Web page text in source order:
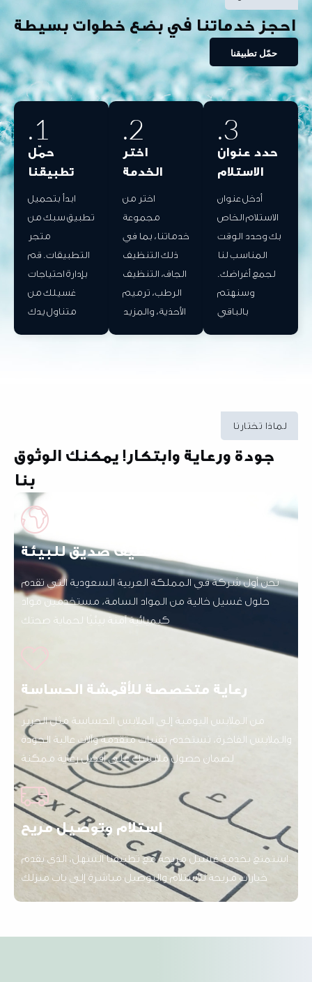
احجز خدماتنا في بضع خطوات بسيطة
حمّل تطبيقنا
1.
حمّل
تطبيقنا
ابدأ بتحميل
تطبيق سبك من
متجر
التطبيقات. قم
بإدارة احتياجات
غسيلك من
متناول يدك
2.
اختر
الخدمة
اختر من
مجموعة
خدماتنا، بما في
ذلك التنظيف
الجاف، التنظيف
الرطب، ترميم
الأحذية، والمزيد
3.
حدد عنوان
الاستلام
أدخل عنوان
الاستلام الخاص
بك وحدد الوقت
المناسب لنا
لجمع أغراضك.
وسنهتم
بالباقي
لماذا تختارنا
جودة ورعاية وابتكار! يمكنك الوثوق
بنا
تنظيف صديق للبيئة
نحن أول شركة في المملكة العربية السعودية التي تقدم
حلول غسيل خالية من المواد السامة، مستخدمين مواد
كيميائية آمنة بيئيًا لحماية صحتك
رعاية متخصصة للأقمشة الحساسة
من الملابس اليومية إلى الملابس الحساسة مثل الحرير
والملابس الفاخرة، نستخدم تقنيات متقدمة وآلات عالية الجودة
لضمان حصول ملابسك على أفضل رعاية ممكنة
استلام وتوصيل مريح
استمتع بخدمة غسيل مريحة مع تطبيقنا السهل، الذي يقدم
خيارات مريحة للاستلام والتوصيل مباشرة إلى باب منزلك